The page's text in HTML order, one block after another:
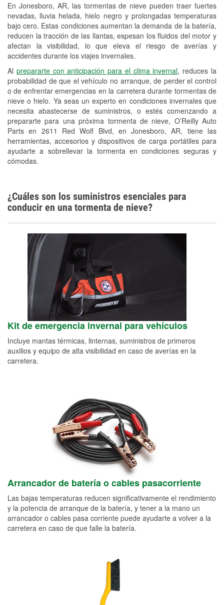
En Jonesboro, AR, las tormentas de nieve pueden traer fuertes
nevadas, lluvia helada, hielo negro y prolongadas temperaturas
bajo cero. Estas condiciones aumentan la demanda de la batería,
reducen la tracción de las llantas, espesan los fluidos del motor y
afectan la visibilidad, lo que eleva el riesgo de averías y
accidentes durante los viajes invernales.
Al prepararte con anticipación para el clima invernal, reduces la
probabilidad de que el vehículo no arranque, de perder el control
o de enfrentar emergencias en la carretera durante tormentas de
nieve o hielo. Ya seas un experto en condiciones invernales que
necesita abastecerse de suministros, o estés comenzando a
prepararte para una próxima tormenta de nieve, O’Reilly Auto
Parts en 2611 Red Wolf Blvd, en Jonesboro, AR, tiene las
herramientas, accesorios y dispositivos de carga portátiles para
ayudarte a sobrellevar la tormenta en condiciones seguras y
cómodas.
Programa de Préstamo de
Herramientas
Mezcla de pinturas
Rectificación de tambores y discos de
freno
Mangueras hidráulicas a la medida
Snowstorm Supplies
Tornado Supplies
Conoce más
¿Cuáles son los suministros esenciales para
conducir en una tormenta de nieve?
Kit de emergencia invernal para vehículos
Incluye mantas térmicas, linternas, suministros de primeros
auxilios y equipo de alta visibilidad en caso de averías en la
carretera.
Arrancador de batería o cables pasacorriente
Las bajas temperaturas reducen significativamente el rendimiento
y la potencia de arranque de la batería, y tener a la mano un
arrancador o cables pasa corriente puede ayudarte a volver a la
carretera en caso de que falle la batería.